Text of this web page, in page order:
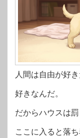
人間は自由が好
好きなんだ。
だからハウスは罰
ここに入ると落ち